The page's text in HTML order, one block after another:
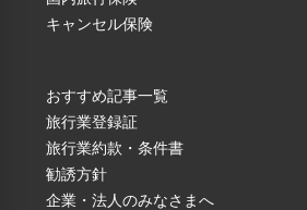
６.zukekura
DELI&CAFE
７.宝塚大劇場内お
弁当
キャンセル保険
おすすめ記事一覧
旅行業登録証
旅行業約款・条件書
勧誘方針
企業・法人のみなさまへ